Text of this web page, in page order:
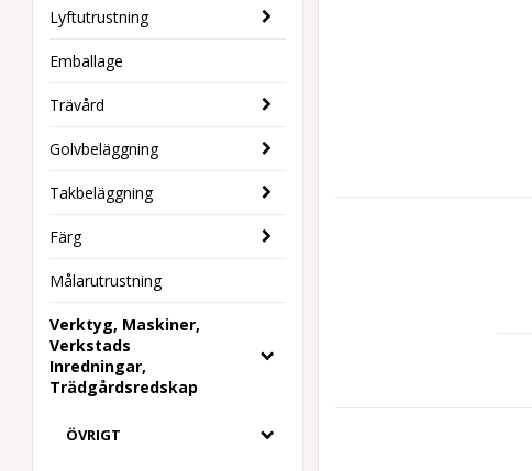
Lyftutrustning
Emballage
Trävård
Golvbeläggning
Takbeläggning
Färg
Målarutrustning
Verktyg, Maskiner,
Verkstads
Inredningar,
Trädgårdsredskap
ÖVRIGT